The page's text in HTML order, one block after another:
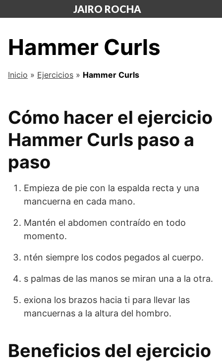
al
JAIRO ROCHA
Hammer Curls
Inicio » Ejercicios » Hammer Curls
Cómo hacer el ejercicio
Hammer Curls paso a
paso
Empieza de pie con la espalda recta y una
mancuerna en cada mano.
Mantén el abdomen contraído en todo
momento.
ntén siempre los codos pegados al cuerpo.
s palmas de las manos se miran una a la otra.
exiona los brazos hacia ti para llevar las
mancuernas a la altura del hombro.
Beneficios del ejercicio